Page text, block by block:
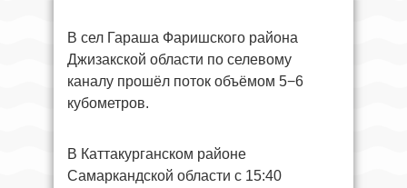
В сел Гараша Фаришского района
Джизакской области по селевому
каналу прошёл поток объёмом 5−6
кубометров.
В Каттакурганском районе
Самаркандской области с 15:40